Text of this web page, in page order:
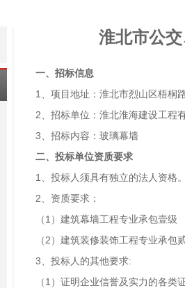
淮北市公
一、招标信息
1、项目地址：淮北市烈山区梧桐
2、招标单位：淮北淮海建设工程
3、招标内容：玻璃幕墙
二、投标单位资质要求
1、投标人须具有独立的法人资格
2、资质要求：
（1）建筑幕墙工程专业承包壹级
（2）建筑装修装饰工程专业承包
3、投标人的其他要求:
（1）证明企业信誉及实力的各类